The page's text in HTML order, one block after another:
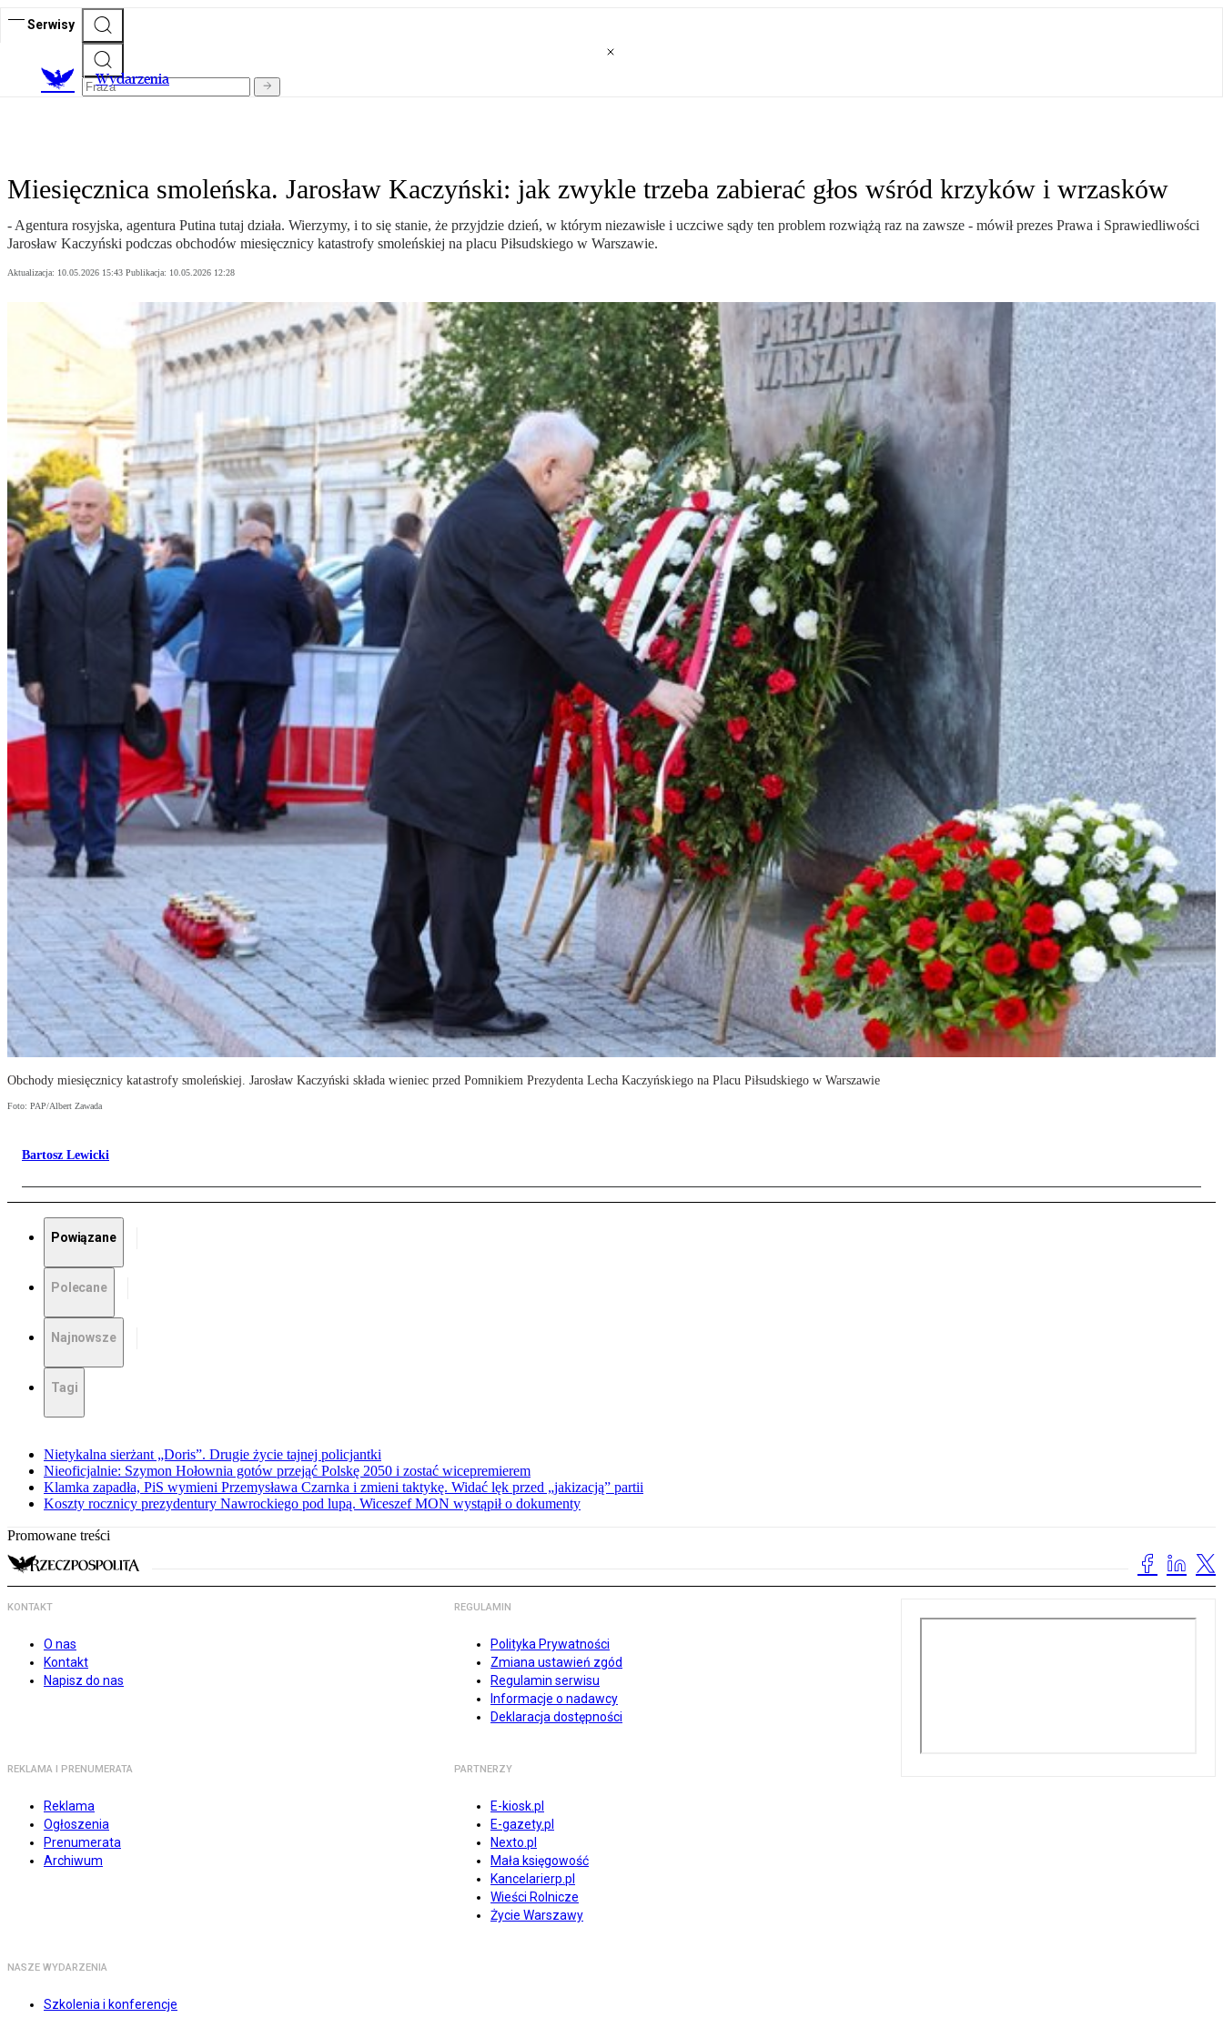
Serwisy
Wydarzenia
Miesięcznica smoleńska. Jarosław Kaczyński: jak zwykle trzeba zabierać głos wśród krzyków i wrzasków
- Agentura rosyjska, agentura Putina tutaj działa. Wierzymy, i to się stanie, że przyjdzie dzień, w którym niezawisłe i uczciwe sądy ten problem rozwiążą raz na zawsze - mówił prezes Prawa i Sprawiedliwości
Jarosław Kaczyński podczas obchodów miesięcznicy katastrofy smoleńskiej na placu Piłsudskiego w Warszawie.
Aktualizacja: 10.05.2026 15:43 Publikacja: 10.05.2026 12:28
Obchody miesięcznicy katastrofy smoleńskiej. Jarosław Kaczyński składa wieniec przed Pomnikiem Prezydenta Lecha Kaczyńskiego na Placu Piłsudskiego w Warszawie
Foto: PAP/Albert Zawada
Bartosz Lewicki
Powiązane
Polecane
Najnowsze
Tagi
Nietykalna sierżant „Doris”. Drugie życie tajnej policjantki
Nieoficjalnie: Szymon Hołownia gotów przejąć Polskę 2050 i zostać wicepremierem
Klamka zapadła, PiS wymieni Przemysława Czarnka i zmieni taktykę. Widać lęk przed „jakizacją” partii
Koszty rocznicy prezydentury Nawrockiego pod lupą. Wiceszef MON wystąpił o dokumenty
Promowane treści
KONTAKT
O nas
Kontakt
Napisz do nas
REGULAMIN
Polityka Prywatności
Zmiana ustawień zgód
Regulamin serwisu
Informacje o nadawcy
Deklaracja dostępności
REKLAMA I PRENUMERATA
Reklama
Ogłoszenia
Prenumerata
Archiwum
PARTNERZY
E-kiosk.pl
E-gazety.pl
Nexto.pl
Mała księgowość
Kancelarierp.pl
Wieści Rolnicze
Życie Warszawy
NASZE WYDARZENIA
Szkolenia i konferencje